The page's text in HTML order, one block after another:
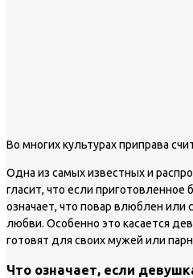
Во многих культурах приправа
Одна из самых известных и
гласит, что если
означает, что повар влюблен или
любви. Особенно это касается
готовят для своих мужей или
Что означает, если